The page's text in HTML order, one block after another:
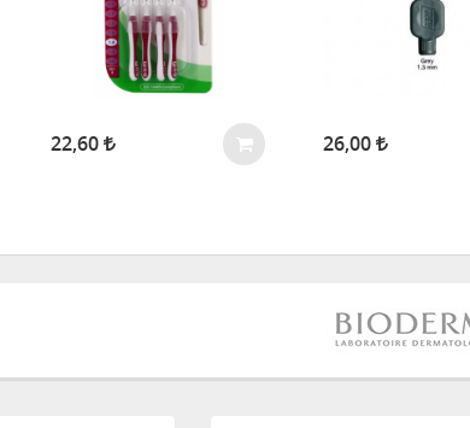
22,60 26,00